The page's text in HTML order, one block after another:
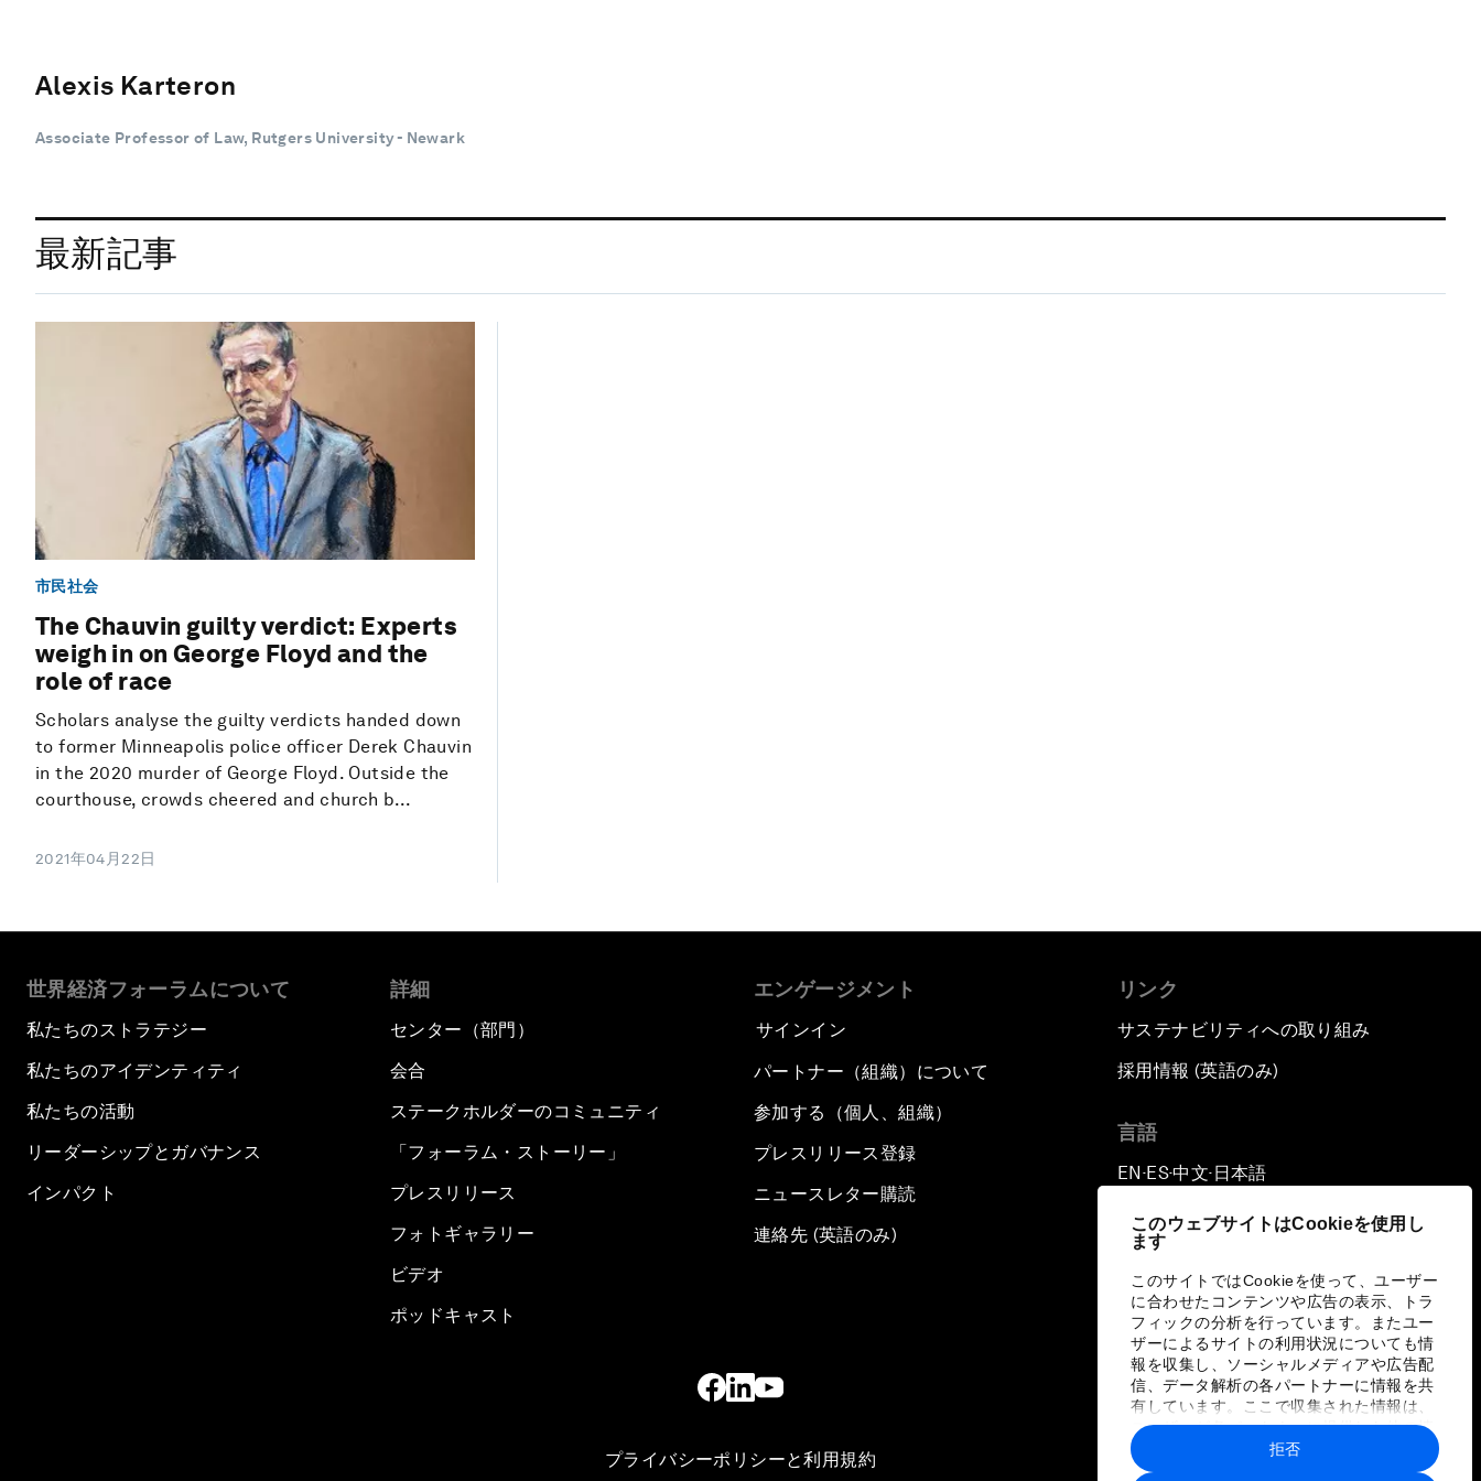
このウェブサイトはCookieを使用し
ます
このサイトではCookieを使って、ユーザー
に合わせたコンテンツや広告の表示、トラ
フィックの分析を行っています。またユー
ザーによるサイトの利用状況についても情
報を収集し、ソーシャルメディアや広告配
信、データ解析の各パートナーに情報を共
有しています。ここで収集された情報は、
ユーザーが各パートナーに提供した他の情
報や各パートナーのサービスを使用した際
に収集された情報と組み合わされ、各パー
拒否
Alexis Karteron
Associate Professor of Law, Rutgers University - Newark
最新記事
市民社会
The Chauvin guilty verdict: Experts
weigh in on George Floyd and the
role of race
Scholars analyse the guilty verdicts handed down
to former Minneapolis police officer Derek Chauvin
in the 2020 murder of George Floyd. Outside the
courthouse, crowds cheered and church b...
2021年04月22日
世界経済フォーラムについて
私たちのストラテジー
私たちのアイデンティティ
私たちの活動
リーダーシップとガバナンス
インパクト
詳細
センター（部門）
会合
ステークホルダーのコミュニティ
「フォーラム・ストーリー」
プレスリリース
フォトギャラリー
ビデオ
ポッドキャスト
エンゲージメント
サインイン
パートナー（組織）について
参加する（個人、組織）
プレスリリース登録
ニュースレター購読
連絡先 (英語のみ)
リンク
サステナビリティへの取り組み
採用情報 (英語のみ)
言語
EN ▪ ES▪中文▪ 日本語
プライバシーポリシーと利用規約